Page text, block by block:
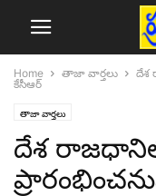
Home తాజా వార్తలు
దేశ
కేసీఆర్
తాజా వార్తలు
దేశ